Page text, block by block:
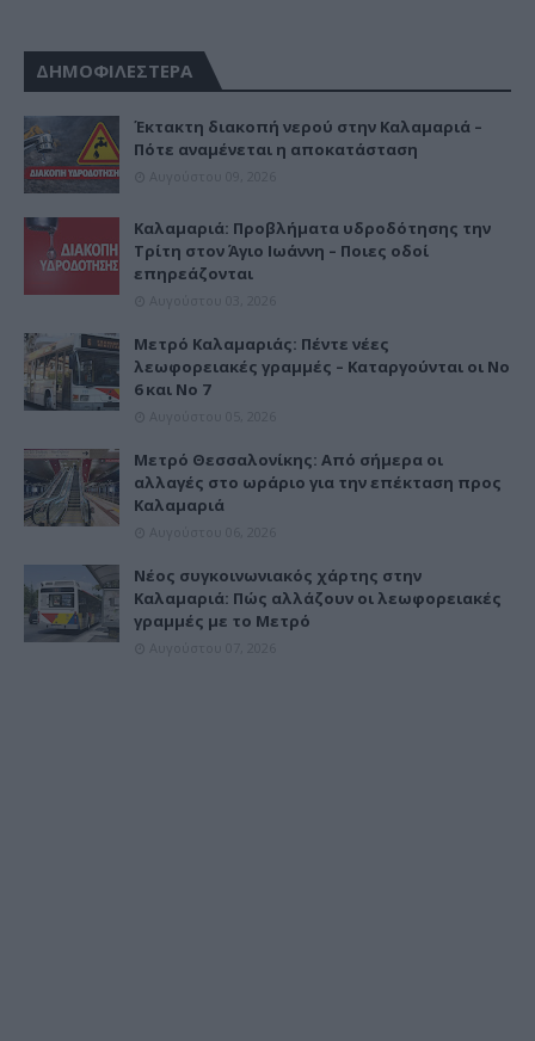
ΔΗΜΟΦΙΛΕΣΤΕΡΑ
Έκτακτη διακοπή νερού στην Καλαμαριά –
Πότε αναμένεται η αποκατάσταση
Καλαμαριά: Προβλήματα υδροδότησης την
Τρίτη στον Άγιο Ιωάννη – Ποιες οδοί
επηρεάζονται
Μετρό Καλαμαριάς: Πέντε νέες
λεωφορειακές γραμμές – Καταργούνται οι Νο
6 και Νο 7
Μετρό Θεσσαλονίκης: Από σήμερα οι
αλλαγές στο ωράριο για την επέκταση προς
Καλαμαριά
Νέος συγκοινωνιακός χάρτης στην
Καλαμαριά: Πώς αλλάζουν οι λεωφορειακές
γραμμές με το Μετρό